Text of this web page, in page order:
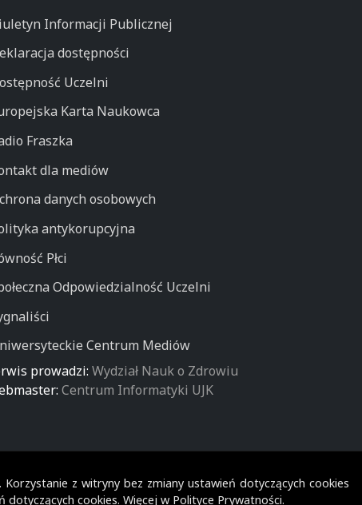
Informacji Publicznej
dostępności
Uczelni
Karta Naukowca
Fraszka
dla mediów
danych osobowych
antykorupcyjna
Płci
Odpowiedzialność Uczelni
Centrum Mediów
prowadzi: Wydział Nauk o Zdrowiu
Centrum Informatyki UJK
z witryny bez zmiany ustawień dotyczących cookies
dotyczących cookies. Więcej w Polityce Prywatności.